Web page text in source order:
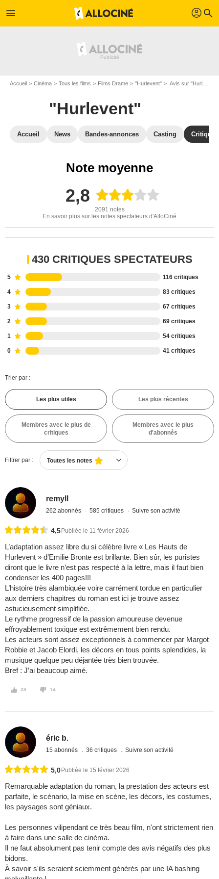
menu profil search
Accueil Cinéma Tous les films Films Drame "Hurlevent" Avis sur "Hurlevent"
"Hurlevent"
Accueil News Bandes-annonces Casting
Note moyenne
2,8
2091 notes
En savoir plus sur les notes spectateurs d'AlloCiné
430 CRITIQUES SPECTATEURS
5 116 critiques
4 83 critiques
3 67 critiques
2 69 critiques
1 54 critiques
0 41 critiques
Trier par :
Les plus utiles Les plus récentes
Membres avec le plus de
critiques
Membres avec le plus
d'abonnés
Filtrer par : Toutes les notes
remyll
262 abonnés 585 critiques Suivre son activité
4,5 Publiée le 11 février 2026
L’adaptation assez libre du si célèbre livre « Les Hauts de
Hurlevent » d’Emilie Bronte est brillante. Bien sûr, les puristes
diront que le livre n’est pas respecté à la lettre, mais il faut bien
condenser les 400 pages!!!
L’histoire très alambiquée voire carrément tordue en particulier
aux derniers chapitres du roman est ici je trouve assez
astucieusement simplifiée.
Le rythme progressif de la passion amoureuse devenue
effroyablement toxique est extrêmement bien rendu.
Les acteurs sont assez exceptionnels à commencer par Margot
Robbie et Jacob Elordi, les décors en tous points splendides, la
musique quelque peu déjantée très bien trouvée.
Bref : J’ai beaucoup aimé.
38 14
éric b.
15 abonnés 36 critiques Suivre son activité
5,0 Publiée le 15 février 2026
Remarquable adaptation du roman, la prestation des acteurs est
parfaite, le scénario, la mise en scène, les décors, les costumes,
les paysages sont géniaux.
Les personnes vilipendant ce très beau film, n'ont strictement rien
à faire dans une salle de cinéma.
Il ne faut absolument pas tenir compte des avis négatifs des plus
bidons.
À savoir s'ils seraient sciemment générés par une IA bashing